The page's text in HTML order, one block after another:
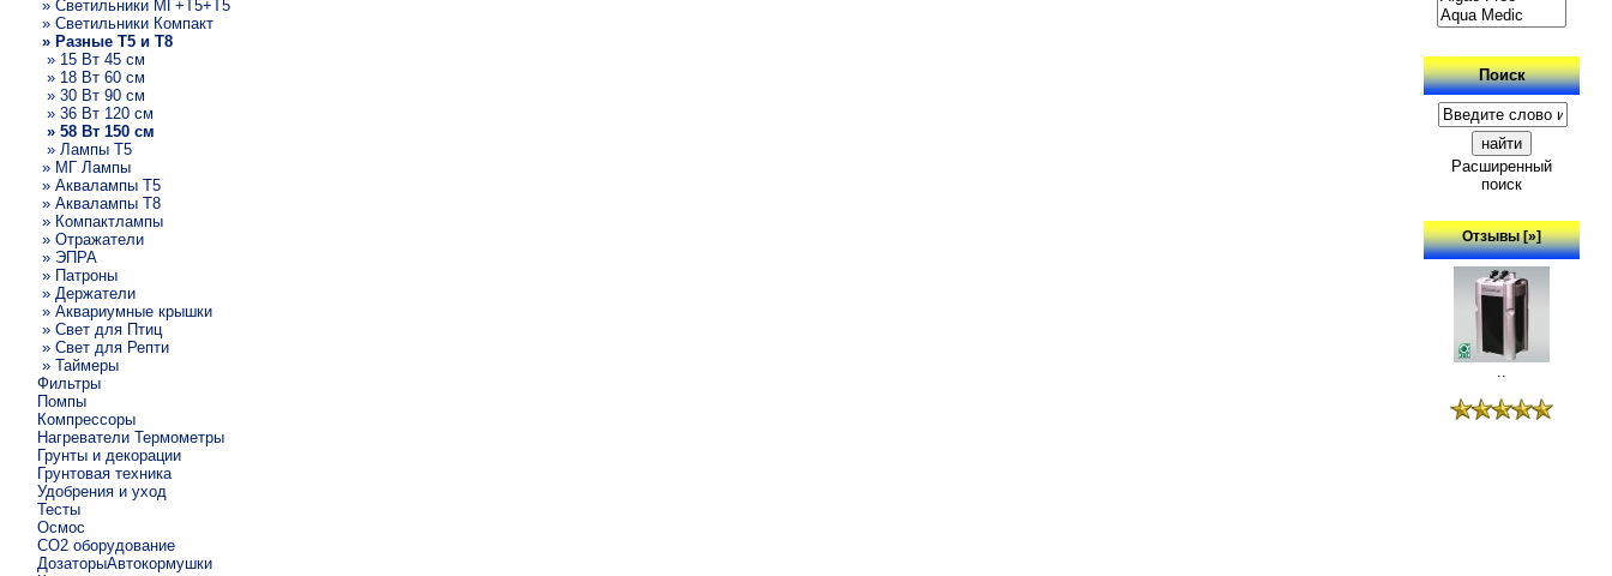
» Светильники МГ+T5+T5
» Светильники Компакт
» Разные T5 и T8
» 15 Вт 45 см
» 18 Вт 60 см
» 30 Вт 90 см
» 36 Вт 120 см
» 58 Вт 150 см
» Лампы T5
» МГ Лампы
» Аквалампы T5
» Аквалампы T8
» Компактлампы
» Отражатели
» ЭПРА
» Патроны
» Держатели
» Аквариумные крышки
» Свет для Птиц
» Свет для Репти
» Таймеры
Фильтры
Помпы
Компрессоры
Нагреватели Термометры
Грунты и декорации
Грунтовая техника
Удобрения и уход
Тесты
Осмос
CO2 оборудование
ДозаторыАвтокормушки
Поиск
Расширенный
поиск
Отзывы [»]